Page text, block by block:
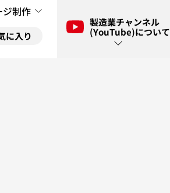
制作
に入り
製造業チャンネル
(YouTube)について